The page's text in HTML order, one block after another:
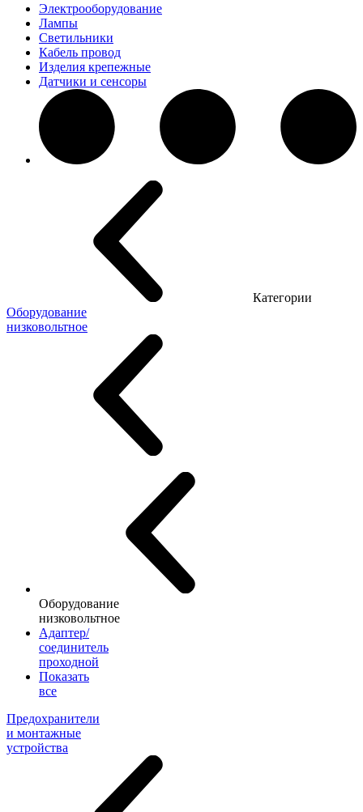
Электрооборудование
Лампы
Светильники
Кабель провод
Изделия крепежные
Датчики и сенсоры
Категории
Оборудование
низковольтное
Оборудование
низковольтное
Адаптер/
соединитель
проходной
Показать
все
Предохранители
и монтажные
устройства